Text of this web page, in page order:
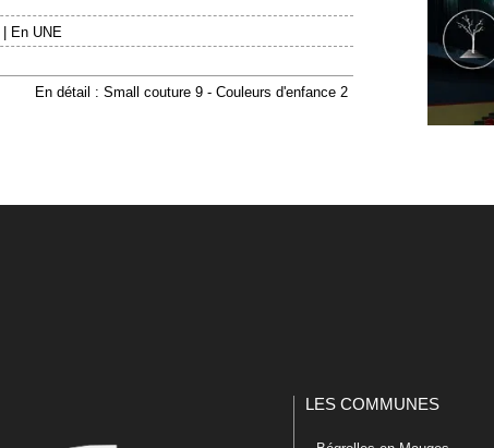
En UNE
En détail : Small couture 9 - Couleurs d'enfance 2
LES COMMUNES